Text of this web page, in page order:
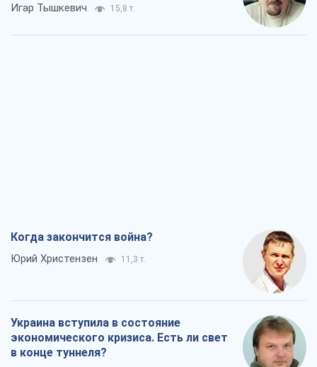
Игар Тышкевич 15,8 т.
Когда закончится война?
Юрий Христензен 11,3 т.
Украина вступила в состояние
экономического кризиса. Есть ли свет
в конце туннеля?